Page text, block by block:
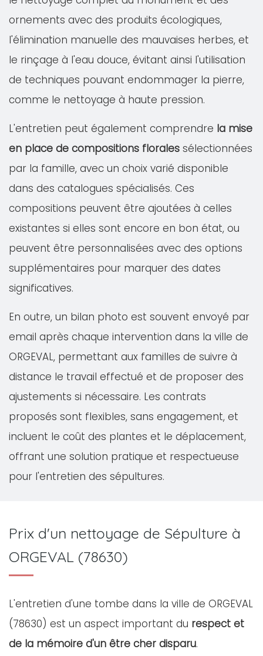
ornements avec des produits écologiques,
l'élimination manuelle des mauvaises herbes, et
le rinçage à l'eau douce, évitant ainsi l'utilisation
de techniques pouvant endommager la pierre,
comme le nettoyage à haute pression.
L'entretien peut également comprendre la mise
en place de compositions florales sélectionnées
par la famille, avec un choix varié disponible
dans des catalogues spécialisés. Ces
compositions peuvent être ajoutées à celles
existantes si elles sont encore en bon état, ou
peuvent être personnalisées avec des options
supplémentaires pour marquer des dates
significatives.
En outre, un bilan photo est souvent envoyé par
email après chaque intervention dans la ville de
ORGEVAL, permettant aux familles de suivre à
distance le travail effectué et de proposer des
ajustements si nécessaire. Les contrats
proposés sont flexibles, sans engagement, et
incluent le coût des plantes et le déplacement,
offrant une solution pratique et respectueuse
pour l'entretien des sépultures.
Prix d'un nettoyage de Sépulture à
ORGEVAL (78630)
L'entretien d'une tombe dans la ville de ORGEVAL
(78630) est un aspect important du respect et
de la mémoire d'un être cher disparu.